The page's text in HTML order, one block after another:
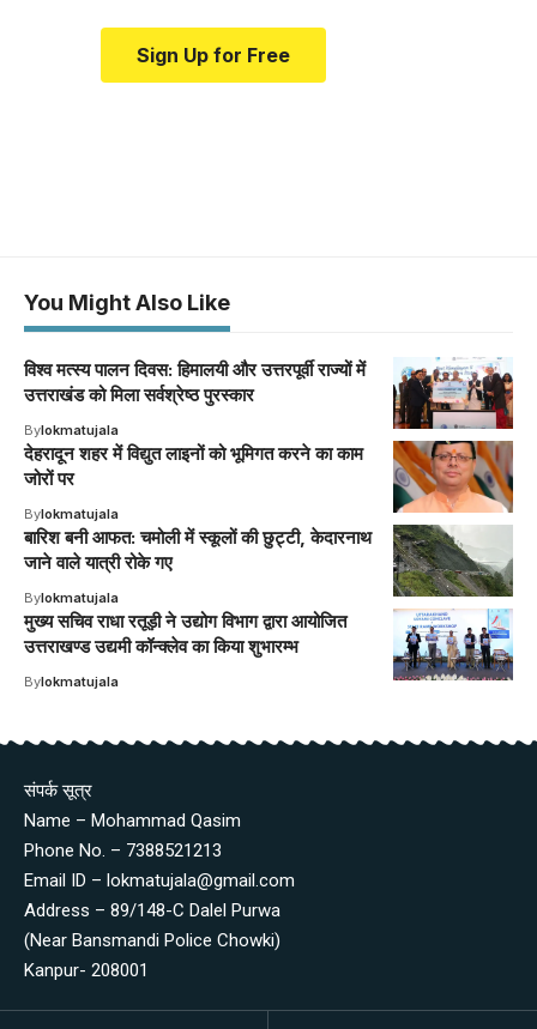
Sign Up for Free
You Might Also Like
विश्व मत्स्य पालन दिवस: हिमालयी और उत्तरपूर्वी राज्यों में
उत्तराखंड को मिला सर्वश्रेष्ठ पुरस्कार
Bylokmatujala
देहरादून शहर में विद्युत लाइनों को भूमिगत करने का काम
जोरों पर
Bylokmatujala
बारिश बनी आफत: चमोली में स्कूलों की छुट्टी, केदारनाथ
जाने वाले यात्री रोके गए
Bylokmatujala
मुख्य सचिव राधा रतूड़ी ने उद्योग विभाग द्वारा आयोजित
उत्तराखण्ड उद्यमी कॉन्क्लेव का किया शुभारम्भ
Bylokmatujala
संपर्क सूत्र
Name – Mohammad Qasim
Phone No. – 7388521213
Email ID – lokmatujala@gmail.com
Address – 89/148-C Dalel Purwa
(Near Bansmandi Police Chowki)
Kanpur- 208001